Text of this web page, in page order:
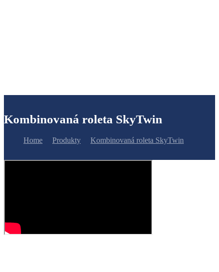
Kombinovaná roleta SkyTwin
Home Produkty Kombinovaná roleta SkyTwin